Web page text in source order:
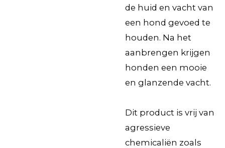
de huid en vacht van
een hond gevoed te
houden. Na het
aanbrengen krijgen
honden een mooie
en glanzende vacht.
Dit product is vrij van
agressieve
chemicaliën zoals